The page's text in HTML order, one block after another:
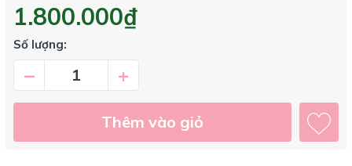
1.800.000₫
Số lượng:
– +
Thêm vào giỏ